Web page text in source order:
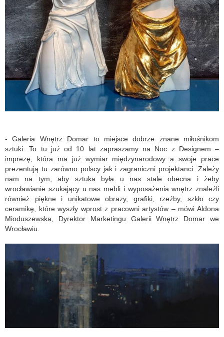
- Galeria Wnętrz Domar to miejsce dobrze znane miłośnikom
sztuki. To tu już od 10 lat zapraszamy na Noc z Designem –
imprezę, która ma już wymiar międzynarodowy a swoje prace
prezentują tu zarówno polscy jak i zagraniczni projektanci. Zależy
nam na tym, aby sztuka była u nas stale obecna i żeby
wrocławianie szukający u nas mebli i wyposażenia wnętrz znaleźli
również piękne i unikatowe obrazy, grafiki, rzeźby, szkło czy
ceramikę, które wyszły wprost z pracowni artystów – mówi Aldona
Mioduszewska, Dyrektor Marketingu Galerii Wnętrz Domar we
Wrocławiu.